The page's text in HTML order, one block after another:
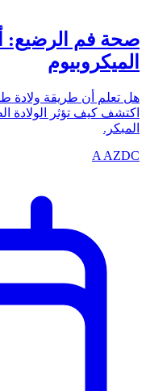
صحة فم الرضيع:
الميكروبيوم
هل تعلم أن طريقة ولادة
اكتشف كيف تؤثر الولادة
المبكر.
A AZDC